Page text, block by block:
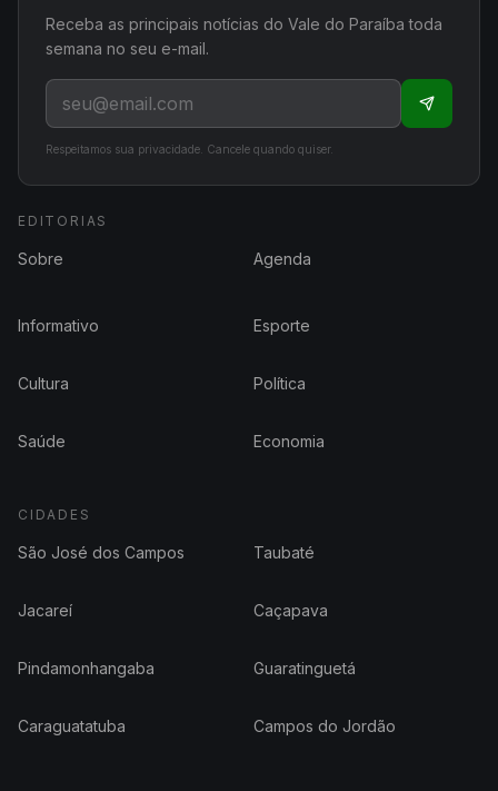
Receba as principais notícias do Vale do Paraíba toda
semana no seu e-mail.
Respeitamos sua privacidade. Cancele quando quiser.
EDITORIAS
Sobre Agenda
Informativo Esporte
Cultura Política
Saúde Economia
CIDADES
São José dos Campos Taubaté
Jacareí Caçapava
Pindamonhangaba Guaratinguetá
Caraguatatuba Campos do Jordão